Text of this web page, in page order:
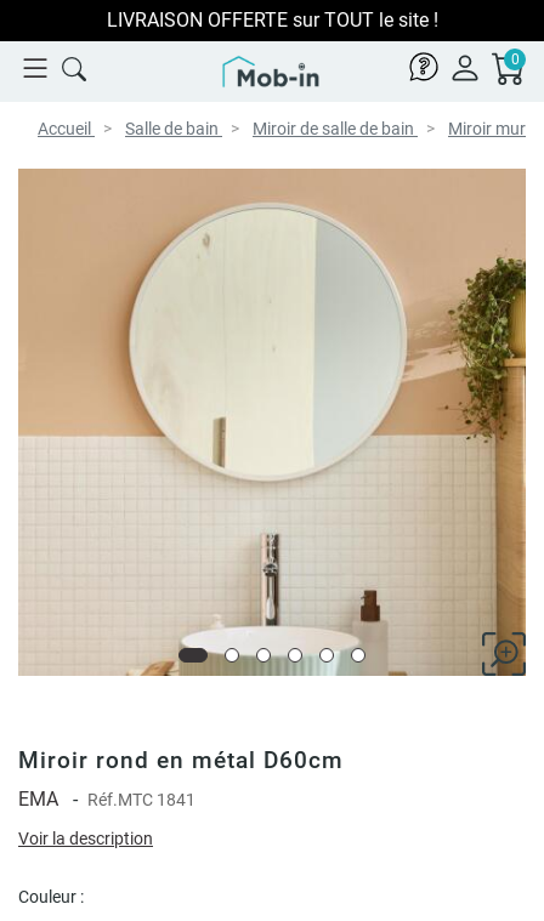
LIVRAISON OFFERTE sur TOUT le site !
0
Accueil Salle de bain Miroir de salle de bain Miroir mural
Miroir rond en métal D60cm
EMA - Réf.MTC 1841
Voir la description
Couleur :